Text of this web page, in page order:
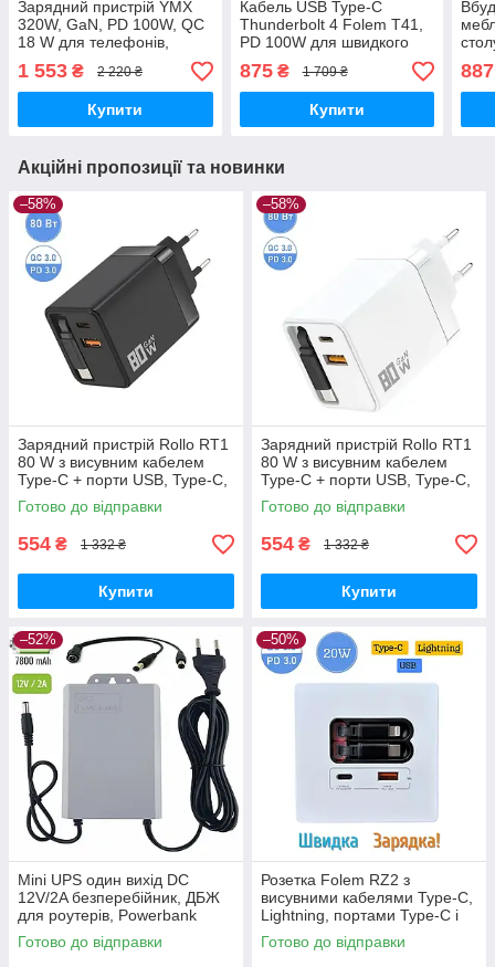
Зарядний пристрій YMX
320W, GaN, PD 100W, QC
18 W для телефонів,
ноутбуків, 8 портів USB +
Type-C — Чорний
1 553 ₴ 2 220 ₴
Купити
Кабель USB Type-C
Thunderbolt 4 Folem T41,
PD 100W для швидкого
заряджання, підключення
монітора, передачі даних
- 2 метри
875₴ 1 709 ₴
Купити
887
Акційні пропозиції та новинки
–58%
Зарядний пристрій Rollo RT1
80 W з висувним кабелем
Type-C + порти USB, Type-C,
швидке заряджання PD, QC
— Чорний
Готово до відправки
554 ₴ 1 332 ₴
Купити
–58%
Зарядний пристрій Rollo RT1
80 W з висувним кабелем
Type-C + порти USB, Type-C,
швидке заряджання PD, QC
— Білий
Готово до відправки
554 ₴ 1 332 ₴
Купити
–52%
Mini UPS один вихід DC
12V/2A безперебійник, ДБЖ
для роутерів, Powerbank
7800 Mah +кабель роздільник
живлення
Готово до відправки
–50%
Розетка Folem RZ2 з
висувними кабелями Type-C,
Lightning, портами Type-C і
USB, швидке заряджання
20W PD3.0 QC3.0 — Білий
Готово до відправки